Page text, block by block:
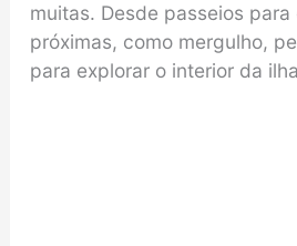
muitas. Desde passeios para
próximas, como mergulho,
para explorar o interior da